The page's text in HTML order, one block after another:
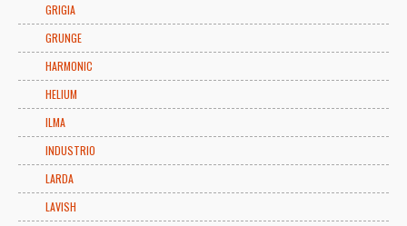
GRIGIA
GRUNGE
HARMONIC
HELIUM
ILMA
INDUSTRIO
LARDA
LAVISH